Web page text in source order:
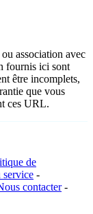
association avec
fournis ici sont
être incomplets,
que vous
ces URL.
de
service -
contacter-